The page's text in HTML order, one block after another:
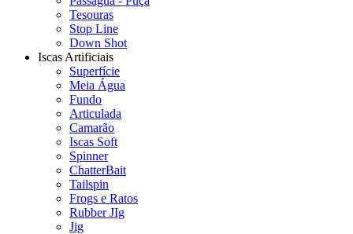
Tesouras
Stop Line
Down Shot
Iscas Artificiais
Superfície
Meia Água
Fundo
Articulada
Camarão
Iscas Soft
Spinner
ChatterBait
Tailspin
Frogs e Ratos
Rubber JIg
Jig